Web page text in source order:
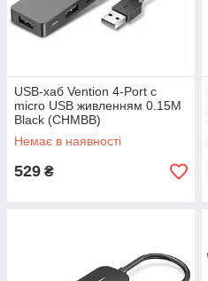
USB-хаб Vention 4-Port с
micro USB живленням 0.15M
Black (CHMBB)
Немає в наявності
529 ₴